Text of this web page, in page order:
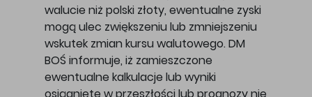
walucie niż polski złoty, ewentualne zyski
mogą ulec zwiększeniu lub zmniejszeniu
wskutek zmian kursu walutowego. DM
BOŚ informuje, iż zamieszczone
ewentualne kalkulacje lub wyniki